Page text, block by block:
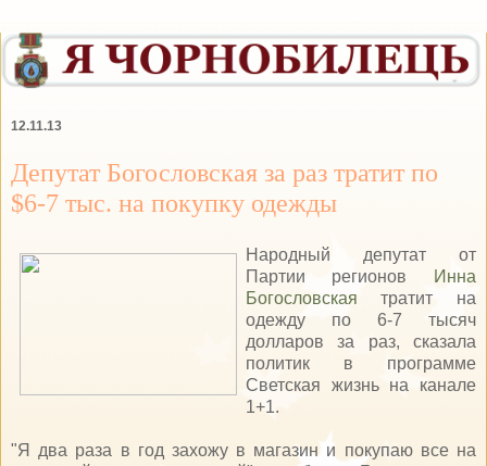
12.11.13
Депутат Богословская за раз тратит по
$6-7 тыс. на покупку одежды
Народный депутат от
Партии регионов
Инна
Богословская тратит на
одежду по 6-7 тысяч
долларов за раз, сказала
политик в программе
Светская жизнь на канале
1+1.
"Я два раза в год захожу в магазин и покупаю все на